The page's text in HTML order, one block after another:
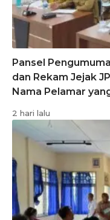
Pansel
dan Rekam Jejak
Nama Pelamar
2 hari lalu